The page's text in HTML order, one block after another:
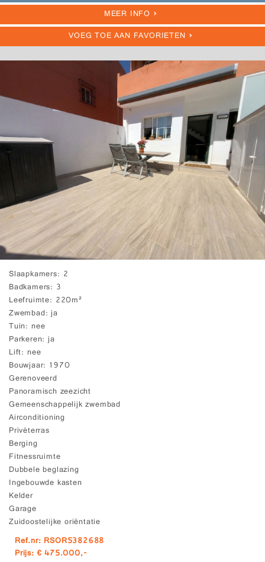
MEER INFO
VOEG TOE AAN FAVORIETEN
Slaapkamers 2
Badkamers 3
Leefruimte 220m²
Zwembad ja
Tuin nee
Parkeren ja
Lift nee
Bouwjaar 1970
Gerenoveerd
Panoramisch zeezicht
Gemeenschappelijk zwembad
Airconditioning
Privéterras
Berging
Fitnessruimte
Dubbele beglazing
Ingebouwde kasten
Kelder
Garage
Zuidoostelijke oriëntatie
Ref.nr: RSOR5382688
Prijs: € 475.000,-